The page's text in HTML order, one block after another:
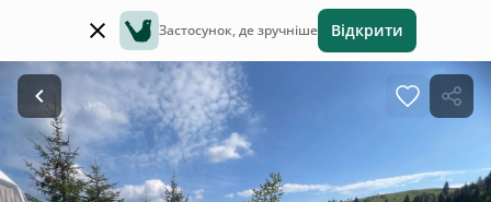
Застосунок, де зручніше Відкрити